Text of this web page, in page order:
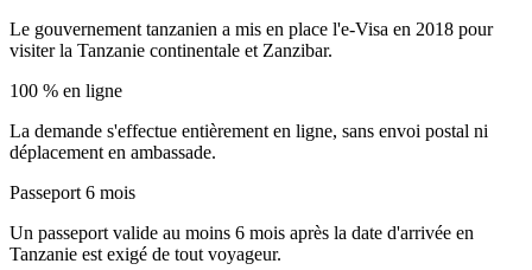
Le gouvernement tanzanien a mis en place l'e-Visa en 2018 pour
visiter la Tanzanie continentale et Zanzibar.
100 % en ligne
La demande s'effectue entièrement en ligne, sans envoi postal ni
déplacement en ambassade.
Passeport 6 mois
Un passeport valide au moins 6 mois après la date d'arrivée en
Tanzanie est exigé de tout voyageur.